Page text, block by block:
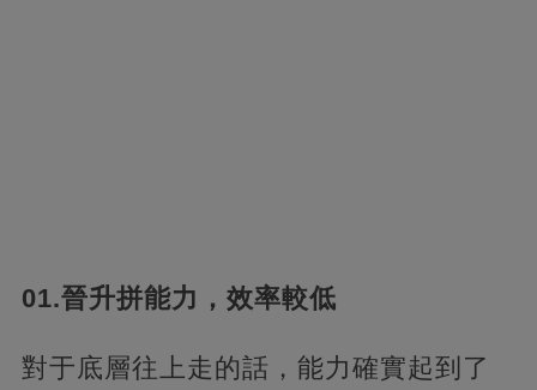
01.晉升拼能力，效率較低
對于底層往上走的話，能力確實起到了